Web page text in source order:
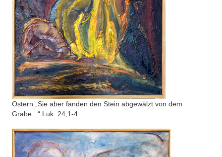
Ostern „Sie aber fanden den Stein abgewälzt von dem
Grabe...“ Luk. 24,1-4